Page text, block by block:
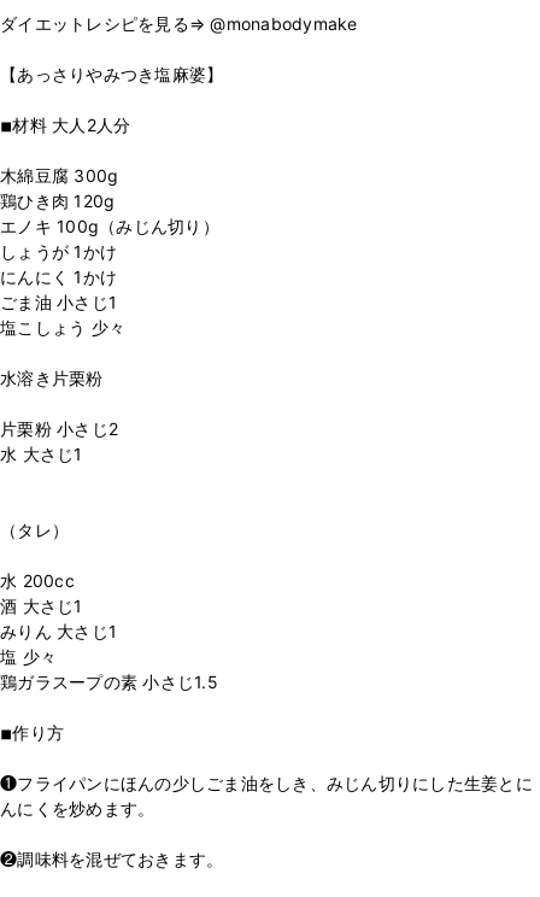
ダイエットレシピを見る⇒ @monabodymake
【あっさりやみつき塩麻婆】
◾︎材料 大人2人分
木綿豆腐 300g
鶏ひき肉 120g
エノキ 100g（みじん切り）
しょうが 1かけ
にんにく 1かけ
ごま油 小さじ1
塩こしょう 少々
水溶き片栗粉
片栗粉 小さじ2
水 大さじ1
（タレ）
水 200cc
酒 大さじ1
みりん 大さじ1
塩 少々
鶏ガラスープの素 小さじ1.5
◾︎作り方
❶フライパンにほんの少しごま油をしき、みじん切りにした生姜とに
んにくを炒めます。
❷調味料を混ぜておきます。